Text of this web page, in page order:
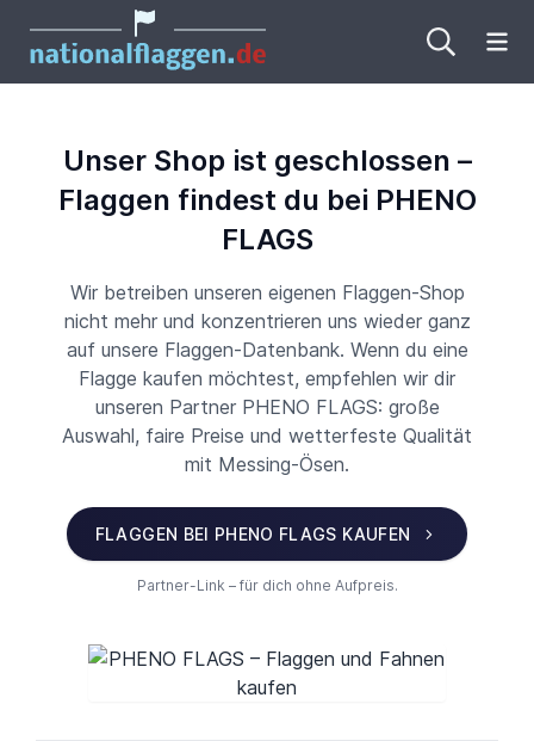
Unser Shop ist geschlossen –
Flaggen findest du bei PHENO
FLAGS
Wir betreiben unseren eigenen Flaggen-Shop
nicht mehr und konzentrieren uns wieder ganz
auf unsere Flaggen-Datenbank. Wenn du eine
Flagge kaufen möchtest, empfehlen wir dir
unseren Partner PHENO FLAGS: große
Auswahl, faire Preise und wetterfeste Qualität
mit Messing-Ösen.
FLAGGEN BEI PHENO FLAGS KAUFEN
Partner-Link – für dich ohne Aufpreis.